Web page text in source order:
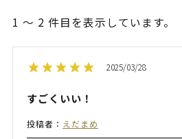
1 ～ 2 件目を表示しています。
2025/03/28
すごくいい！
投稿者： えだまめ